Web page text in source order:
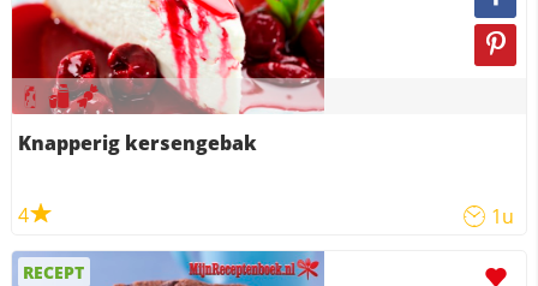
Knapperig kersengebak
4 1u
RECEPT